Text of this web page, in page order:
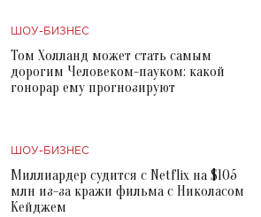
ШОУ-БИЗНЕС
Том Холланд может стать самым
дорогим Человеком-пауком: какой
гонорар ему прогнозируют
ШОУ-БИЗНЕС
Миллиардер судится с Netflix на $105
млн из-за кражи фильма с Николасом
Кейджем